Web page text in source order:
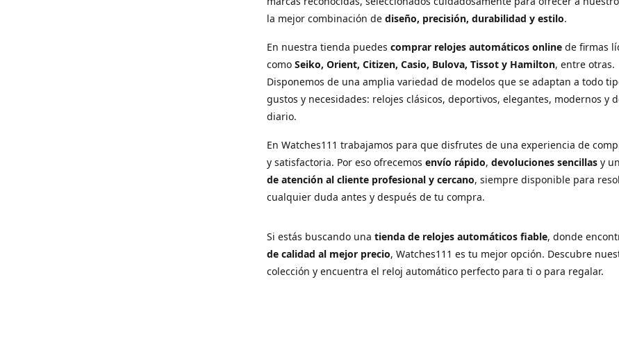
la mejor combinación de diseño, precisión, durabilidad y estilo.
En nuestra tienda puedes comprar relojes automáticos online de firmas
como Seiko, Orient, Citizen, Casio, Bulova, Tissot y Hamilton, entre otras.
Disponemos de una amplia variedad de modelos que se adaptan a todo
gustos y necesidades: relojes clásicos, deportivos, elegantes, modernos y
diario.
En Watches111 trabajamos para que disfrutes de una experiencia de
y satisfactoria. Por eso ofrecemos envío rápido, devoluciones sencillas y un
de atención al cliente profesional y cercano, siempre disponible para
cualquier duda antes y después de tu compra.
Si estás buscando una tienda de relojes automáticos fiable, donde
de calidad al mejor precio, Watches111 es tu mejor opción. Descubre
colección y encuentra el reloj automático perfecto para ti o para regalar.